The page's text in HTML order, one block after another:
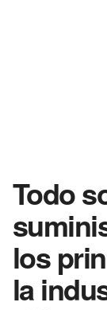
Todo
los
la